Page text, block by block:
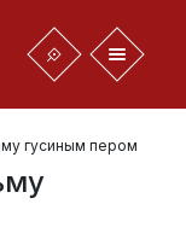
гусиным пером